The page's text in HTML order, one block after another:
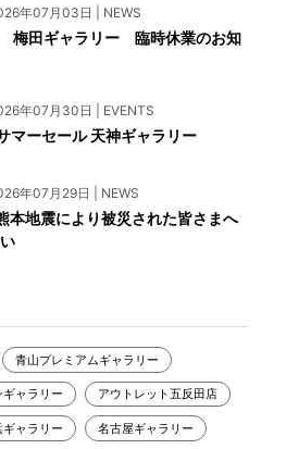
年07月03日 | NEWS
田ギャラリー 臨時休業のお知
年07月30日 | EVENTS
ーセール 天神ギャラリー
年07月29日 | NEWS
本地震により被災された皆さまへ
青山プレミアムギャラリー
ギャラリー アウトレット五反田店
ギャラリー 名古屋ギャラリー